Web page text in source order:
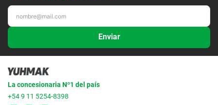
Enviar
La concesionaria Nº1 del país
+54 9 11 5254-8398